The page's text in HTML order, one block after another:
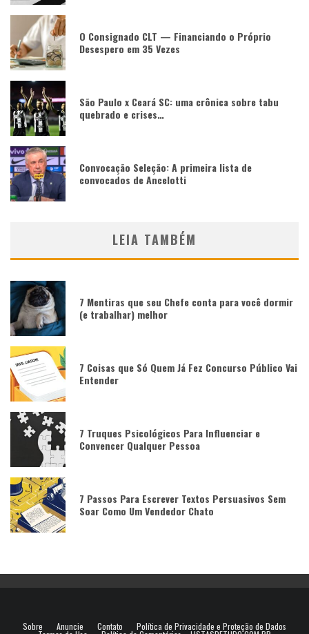
O Consignado CLT — Financiando o Próprio
Desespero em 35 Vezes
São Paulo x Ceará SC: uma crônica sobre tabu
quebrado e crises…
Convocação Seleção: A primeira lista de
convocados de Ancelotti
LEIA TAMBÉM
7 Mentiras que seu Chefe conta para você dormir
(e trabalhar) melhor
7 Coisas que Só Quem Já Fez Concurso Público Vai
Entender
7 Truques Psicológicos Para Influenciar e
Convencer Qualquer Pessoa
7 Passos Para Escrever Textos Persuasivos Sem
Soar Como Um Vendedor Chato
Sobre Anuncie Contato Política de Privacidade e Proteção de Dados